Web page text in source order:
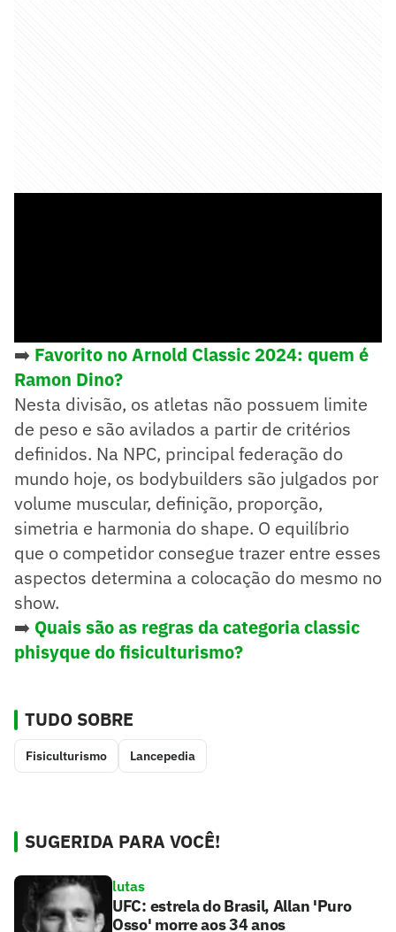
➡️ Favorito no Arnold Classic 2024: quem é
Ramon Dino?
Nesta divisão, os atletas não possuem limite
de peso e são avilados a partir de critérios
definidos. Na NPC, principal federação do
mundo hoje, os bodybuilders são julgados por
volume muscular, definição, proporção,
simetria e harmonia do shape. O equilíbrio
que o competidor consegue trazer entre esses
aspectos determina a colocação do mesmo no
show.
➡️ Quais são as regras da categoria classic
phisyque do fisiculturismo?
TUDO SOBRE
Fisiculturismo Lancepedia
SUGERIDA PARA VOCÊ!
lutas
UFC: estrela do Brasil, Allan 'Puro
Osso' morre aos 34 anos